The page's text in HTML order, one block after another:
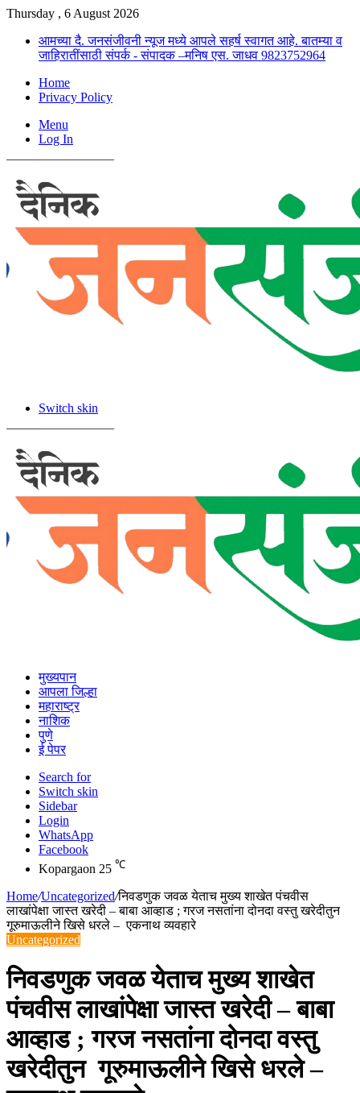
Thursday , 6 August 2026
आमच्या दै. जनसंजीवनी न्यूज मध्ये आपले सहर्ष स्वागत आहे. बातम्या व
जाहिरातींसाठी संपर्क - संपादक –मनिष एस. जाधव 9823752964
Home
Privacy Policy
Menu
Log In
Switch skin
मुख्यपान
आपला जिल्हा
महाराष्ट्र
नाशिक
पुणे
ई पेपर
Search for
Switch skin
Sidebar
Login
WhatsApp
Facebook
Kopargaon 25 ℃
Home/Uncategorized/निवडणुक जवळ येताच मुख्य शाखेत पंचवीस
लाखांपेक्षा जास्त खरेदी – बाबा आव्हाड ; गरज नसतांना दोनदा वस्तु खरेदीतुन
गूरुमाऊलीने खिसे धरले – एकनाथ व्यवहारे
Uncategorized
निवडणुक जवळ येताच मुख्य शाखेत
पंचवीस लाखांपेक्षा जास्त खरेदी – बाबा
आव्हाड ; गरज नसतांना दोनदा वस्तु
खरेदीतुन गूरुमाऊलीने खिसे धरले –